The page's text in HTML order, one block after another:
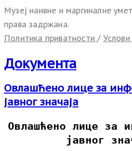
Музеј наивне и маргиналне
права задржана.
Политика приватности/
Документа
Овлашћено лице за
јавног значаја
Овлашћено лице за
јавног